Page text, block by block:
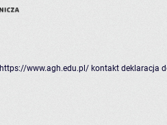
https://www.agh.edu.pl/ kontakt deklaracja